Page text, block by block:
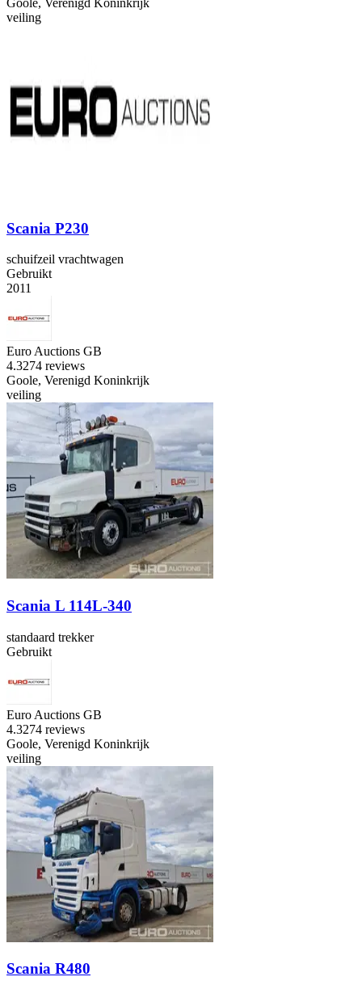
veiling
Scania P230
schuifzeil vrachtwagen
Gebruikt
2011
Euro Auctions GB
4.3274 reviews
Goole, Verenigd Koninkrijk
veiling
Scania L 114L-340
standaard trekker
Gebruikt
Euro Auctions GB
4.3274 reviews
Goole, Verenigd Koninkrijk
veiling
Scania R480